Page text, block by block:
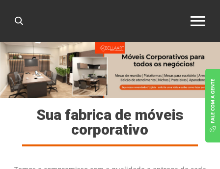
Sua fabrica de móveis
corporativo